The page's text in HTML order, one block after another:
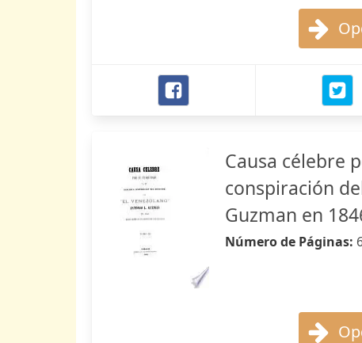
Causa célebre
conspiración
Guzman en
Número de Páginas: